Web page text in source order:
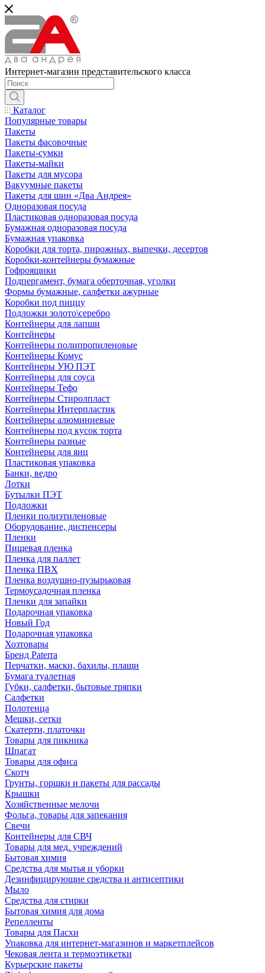
Интернет-магазин представительского класса
Каталог
Популярные товары
Пакеты
Пакеты фасовочные
Пакеты-сумки
Пакеты-майки
Пакеты для мусора
Вакуумные пакеты
Пакеты для шин «Два Андрея»
Одноразовая посуда
Пластиковая одноразовая посуда
Бумажная одноразовая посуда
Бумажная упаковка
Коробки для торта, пирожных, выпечки, десертов
Коробки-контейнеры бумажные
Гофроящики
Подпергамент, бумага оберточная, уголки
Формы бумажные, салфетки ажурные
Коробки под пиццу
Подложки золото\серебро
Контейнеры для лапши
Контейнеры
Контейнеры полипропиленовые
Контейнеры Комус
Контейнеры УЮ ПЭТ
Контейнеры для соуса
Контейнеры Тефо
Контейнеры Стиролпласт
Контейнеры Интерпластик
Контейнеры алюминиевые
Контейнеры под кусок торта
Контейнеры разные
Контейнеры для яиц
Пластиковая упаковка
Банки, ведро
Лотки
Бутылки ПЭТ
Подложки
Пленки полиэтиленовые
Оборудование, диспенсеры
Пленки
Пищевая пленка
Пленка для паллет
Пленка ПВХ
Пленка воздушно-пузырьковая
Термоусадочная пленка
Пленки для запайки
Подарочная упаковка
Новый Год
Подарочная упаковка
Хозтовары
Бренд Paterra
Перчатки, маски, бахилы, плащи
Бумага туалетная
Губки, салфетки, бытовые тряпки
Салфетки
Полотенца
Мешки, сетки
Скатерти, платочки
Товары для пикника
Шпагат
Товары для офиса
Скотч
Грунты, горшки и пакеты для рассады
Крышки
Хозяйственные мелочи
Фольга, товары для запекания
Свечи
Контейнеры для СВЧ
Товары для мед. учреждений
Бытовая химия
Средства для мытья и уборки
Дезинфицирующие средства и антисептики
Мыло
Средства для стирки
Бытовая химия для дома
Репелленты
Товары для Пасхи
Упаковка для интернет-магазинов и маркетплейсов
Чековая лента и термоэтикетки
Курьерские пакеты